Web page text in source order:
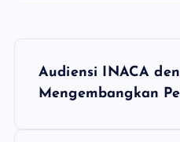
Audiensi INACA
Mengembangkan